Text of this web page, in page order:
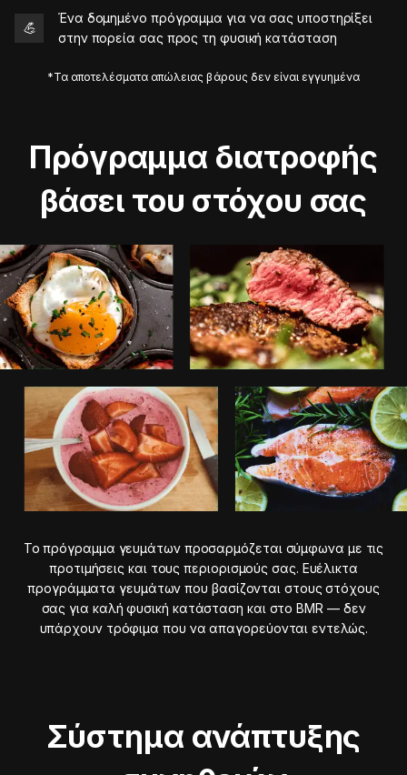
💪
Ένα δομημένο πρόγραμμα για να σας υποστηρίξει
στην πορεία σας προς τη φυσική κατάσταση
*Τα αποτελέσματα απώλειας βάρους δεν είναι εγγυημένα
Πρόγραμμα διατροφής
βάσει του στόχου σας
Το πρόγραμμα γευμάτων προσαρμόζεται σύμφωνα με τις
προτιμήσεις και τους περιορισμούς σας. Ευέλικτα
προγράμματα γευμάτων που βασίζονται στους στόχους
σας για καλή φυσική κατάσταση και στο BMR — δεν
υπάρχουν τρόφιμα που να απαγορεύονται εντελώς.
Σύστημα ανάπτυξης